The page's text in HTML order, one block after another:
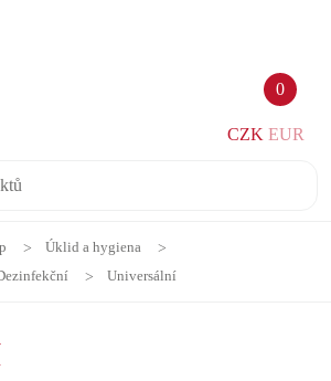
0
CZK EUR
Úklid a hygiena
Universální